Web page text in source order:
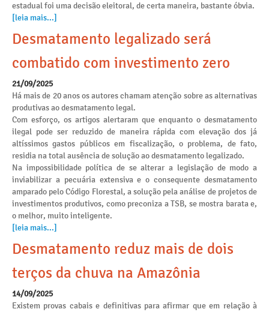
estadual foi uma decisão eleitoral, de certa maneira, bastante óbvia.
[leia mais...]
Desmatamento legalizado será
combatido com investimento zero
21/09/2025
Há mais de 20 anos os autores chamam atenção sobre as alternativas
produtivas ao desmatamento legal.
Com esforço, os artigos alertaram que enquanto o desmatamento
ilegal pode ser reduzido de maneira rápida com elevação dos já
altíssimos gastos públicos em fiscalização, o problema, de fato,
residia na total ausência de solução ao desmatamento legalizado.
Na impossibilidade política de se alterar a legislação de modo a
inviabilizar a pecuária extensiva e o consequente desmatamento
amparado pelo Código Florestal, a solução pela análise de projetos de
investimentos produtivos, como preconiza a TSB, se mostra barata e,
o melhor, muito inteligente.
[leia mais...]
Desmatamento reduz mais de dois
terços da chuva na Amazônia
14/09/2025
Existem provas cabais e definitivas para afirmar que em relação à